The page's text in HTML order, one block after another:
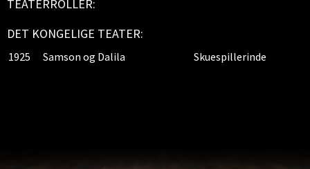
TEATERROLLER:
DET KONGELIGE TEATER:
1925 Samson og Dalila Skuespillerinde